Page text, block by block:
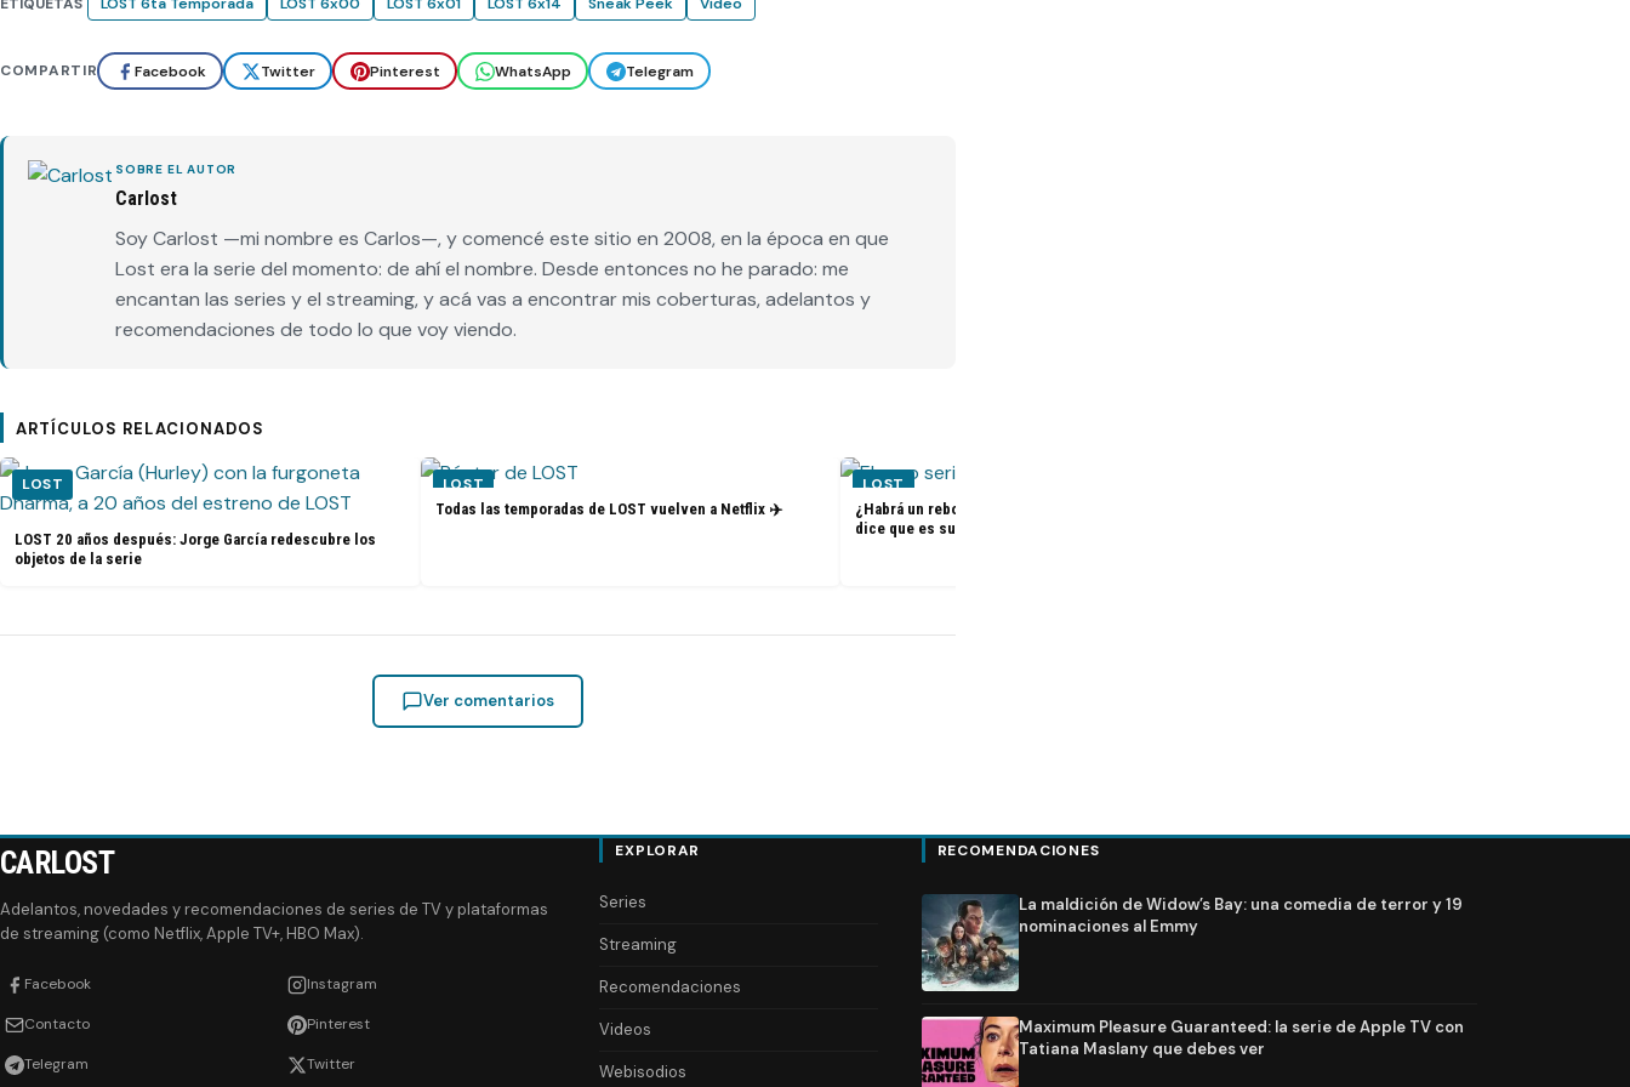
ETIQUETAS LOST 6ta Temporada LOST 6x00 LOST 6x01 LOST 6x14 Sneak Peek Video
COMPARTIR Facebook Twitter Pinterest WhatsApp Telegram
SOBRE EL AUTOR
Carlost
Soy Carlost —mi nombre es Carlos—, y comencé este sitio en 2008, en la época en que
Lost era la serie del momento: de ahí el nombre. Desde entonces no he parado: me
encantan las series y el streaming, y acá vas a encontrar mis coberturas, adelantos y
recomendaciones de todo lo que voy viendo.
ARTÍCULOS RELACIONADOS
LOST
LOST 20 años después: Jorge García redescubre los
objetos de la serie
LOST
Todas las temporadas de LOST vuelven a Netflix ✈️
LOST
¿Habrá un reboot de Lost? La nueva presidenta de ABC
dice que es su sueño
Ver comentarios
CARLOST
Adelantos, novedades y recomendaciones de series de TV y plataformas
de streaming (como Netflix, Apple TV+, HBO Max).
Facebook Instagram
Contacto Pinterest
Telegram Twitter
EXPLORAR
Series
Streaming
Recomendaciones
Videos
Webisodios
RECOMENDACIONES
La maldición de Widow’s Bay: una comedia de terror y 19
nominaciones al Emmy
Maximum Pleasure Guaranteed: la serie de Apple TV con
Tatiana Maslany que debes ver